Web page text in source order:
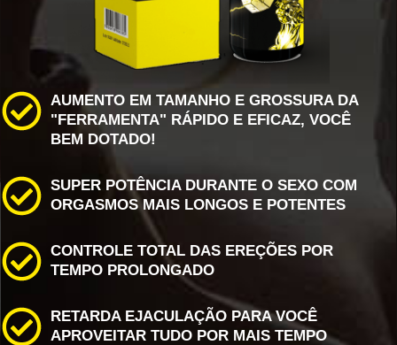
AUMENTO EM TAMANHO E GROSSURA DA
"FERRAMENTA" RÁPIDO E EFICAZ, VOCÊ
BEM DOTADO!
SUPER POTÊNCIA DURANTE O SEXO COM
ORGASMOS MAIS LONGOS E POTENTES
CONTROLE TOTAL DAS EREÇÕES POR
TEMPO PROLONGADO
RETARDA EJACULAÇÃO PARA VOCÊ
APROVEITAR TUDO POR MAIS TEMPO